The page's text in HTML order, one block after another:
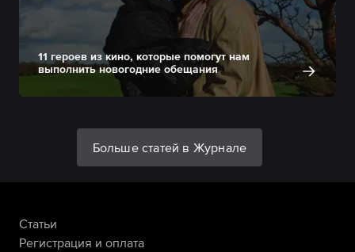
11 героев из кино, которые помогут нам
выполнить новогодние обещания
Больше статей в Журнале
Статьи
Регистрация и оплата